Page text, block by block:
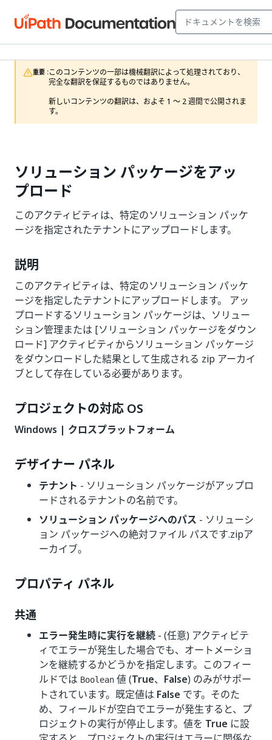
重要 :このコンテンツの一部は機械翻訳によって処理されており、
完全な翻訳を保証するものではありません。
新しいコンテンツの翻訳は、およそ 1 ～ 2 週間で公開されま
す。
ソリューション パッケージをアッ
プロード
このアクティビティは、特定のソリューション パッケ
ージを指定されたテナントにアップロードします。
説明
このアクティビティは、特定のソリューション パッケ
ージを指定したテナントにアップロードします。 アッ
プロードするソリューション パッケージは、ソリュー
ション管理または [ソリューション パッケージをダウン
ロード] アクティビティからソリューション パッケージ
をダウンロードした結果として生成される zip アーカイ
ブとして存在している必要があります。
プロジェクトの対応 OS
Windows | クロスプラットフォーム
デザイナー パネル
テナント - ソリューション パッケージがアップロ
ードされるテナントの名前です。
ソリューション パッケージへのパス - ソリューシ
ョン パッケージへの絶対ファイル パスです.zipア
ーカイブ。
プロパティ パネル
共通
エラー発生時に実行を継続 - (任意) アクティビテ
ィでエラーが発生した場合でも、オートメーショ
ンを継続するかどうかを指定します。このフィー
ルドでは Boolean 値 (True、 False) のみがサポー
トされています。既定値は False です。そのた
め、フィールドが空白でエラーが発生すると、プ
ロジェクトの実行が停止します。値を True に設